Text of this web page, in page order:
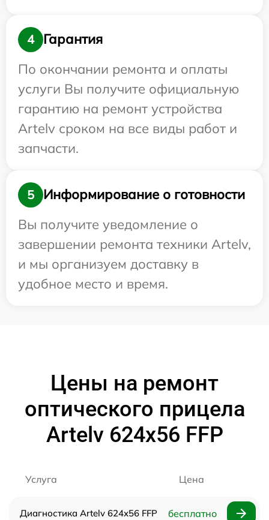
4
Гарантия
По окончании ремонта и оплаты
услуги Вы получите официальную
гарантию на ремонт устройства
Artelv сроком на все виды работ и
запчасти.
5
Информирование о готовности
Вы получите уведомление о
завершении ремонта техники Artelv,
и мы организуем доставку в
удобное место и время.
Цены на ремонт
оптического прицела
Artelv 624x56 FFP
Услуга Цена
Диагностика Artelv 624x56 FFP бесплатно